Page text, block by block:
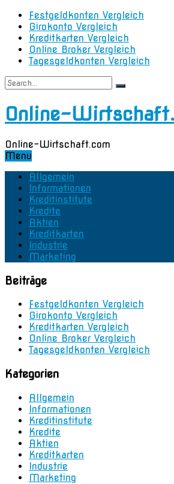
Festgeldkonten Vergleich
Girokonto Vergleich
Kreditkarten Vergleich
Online Broker Vergleich
Tagesgeldkonten Vergleich
Online-
Online-Wirtschaft.com
Menu
Allgemein
Informationen
Kreditinstitute
Kredite
Aktien
Kreditkarten
Industrie
Marketing
Beiträge
Festgeldkonten Vergleich
Girokonto Vergleich
Kreditkarten Vergleich
Online Broker Vergleich
Tagesgeldkonten Vergleich
Kategorien
Allgemein
Informationen
Kreditinstitute
Kredite
Aktien
Kreditkarten
Industrie
Marketing